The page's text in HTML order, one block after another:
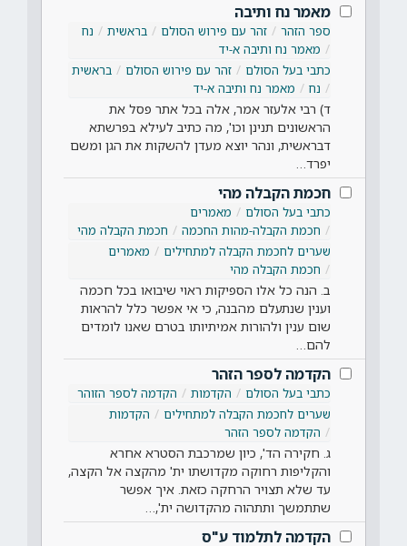
מאמר נח ותיבה
ספר הזהר זהר עם פירוש הסולם בראשית
נח
מאמר נח ותיבה א-יד
כתבי בעל הסולם
זהר עם פירוש הסולם
בראשית
נח
מאמר נח ותיבה א-יד
ד) רבי אלעזר אמר, אלה בכל אתר פסל את
הראשונים תנינן וכו', מה כתיב לעילא בפרשתא
דבראשית, ונהר יוצא מעדן להשקות את הגן ומשם
יפרד…
חכמת הקבלה מהי
כתבי בעל הסולם
מאמרים
חכמת הקבלה-מהות החכמה
חכמת הקבלה מהי
שערים לחכמת הקבלה למתחילים
מאמרים
חכמת הקבלה מהי
ב. הנה כל אלו הספיקות ראוי שיבואו בכל חכמה
וענין שנתעלם מהבנה, כי אי אפשר כלל להראות
שום ענין ולהורות אמיתיותו בטרם שאנו לומדים
להם…
הקדמה לספר הזהר
כתבי בעל הסולם הקדמות
הקדמה לספר הזוהר
שערים לחכמת הקבלה למתחילים
הקדמות
הקדמה לספר הזהר
ג. חקירה הד', כיון שמרכבת הסטרא אחרא
והקליפות רחוקה מקדושתו ית' מהקצה אל הקצה,
עד שלא תצויר הרחקה כזאת. איך אפשר
שתתמשך ותתהוה מהקדושה ית',…
הקדמה לתלמוד ע"ס